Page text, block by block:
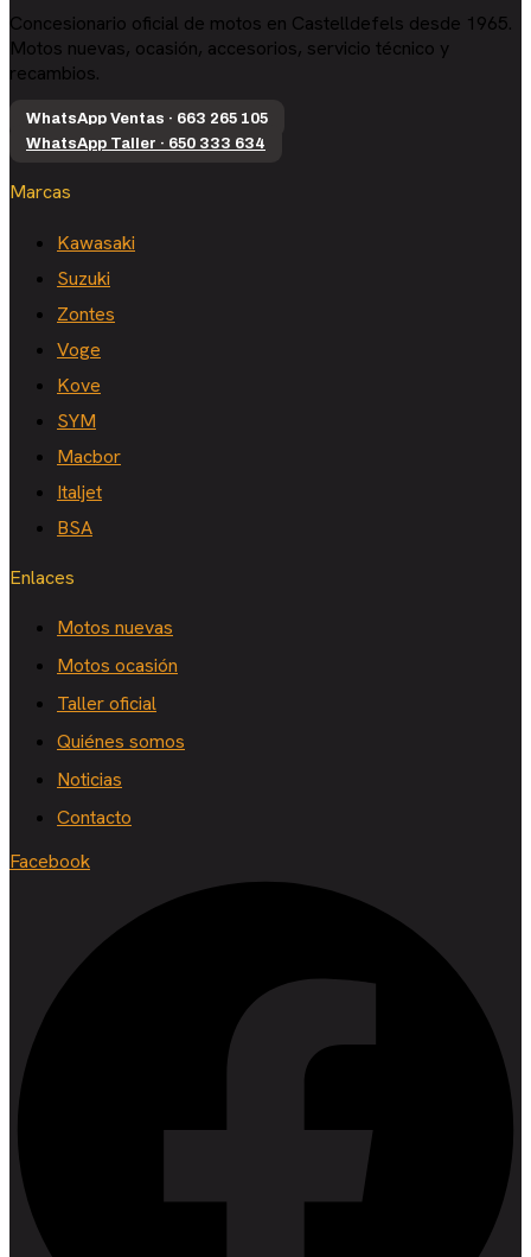
Concesionario oficial de motos en Castelldefels desde 1965.
Motos nuevas, ocasión, accesorios, servicio técnico y
recambios.
WhatsApp Ventas · 663 265 105
WhatsApp Taller · 650 333 634
Marcas
Kawasaki
Suzuki
Zontes
Voge
Kove
SYM
Macbor
Italjet
BSA
Enlaces
Motos nuevas
Motos ocasión
Taller oficial
Quiénes somos
Noticias
Contacto
Facebook